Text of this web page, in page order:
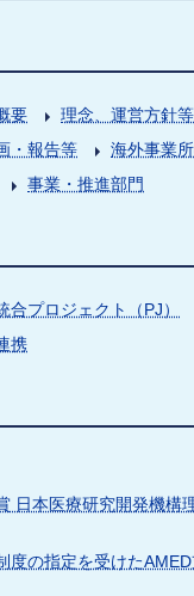
要
理念、運営方針等
・報告等
海外事業
事業・推進部門
合プロジェクト（PJ）
携
日本医療研究開発機構
度の指定を受けた